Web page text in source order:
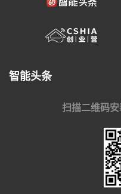
智能头条
扫描二维码